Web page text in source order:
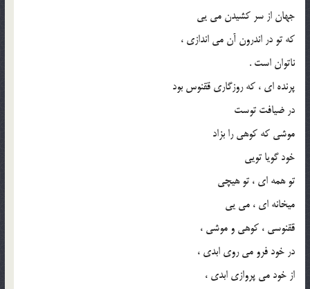
جهان از سر کشیدن می‌ یی
که تو در اندرون آن می ‌اندازی ،
ناتوان است .
پرنده‌ ای ، که روزگاری ققنوس بود
در ضیافت توست
موشی که کوهی را بزاد
خود گویا تویی
تو همه ‌ای ، تو هیچی
میخانه ‌ای ، می ‌یی
ققنوسی ، کوهی و موشی ،
در خود فرو می‌ روی ابدی ،
از خود می‌ پروازی ابدی ،